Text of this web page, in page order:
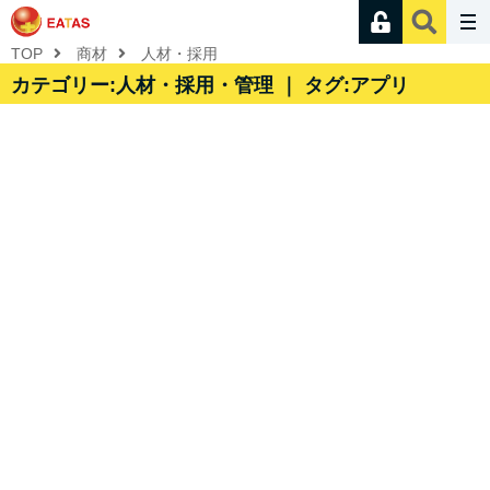
TOP 商材 人材・採用
カテゴリー:人材・採用・管理 ｜ タグ:アプリ